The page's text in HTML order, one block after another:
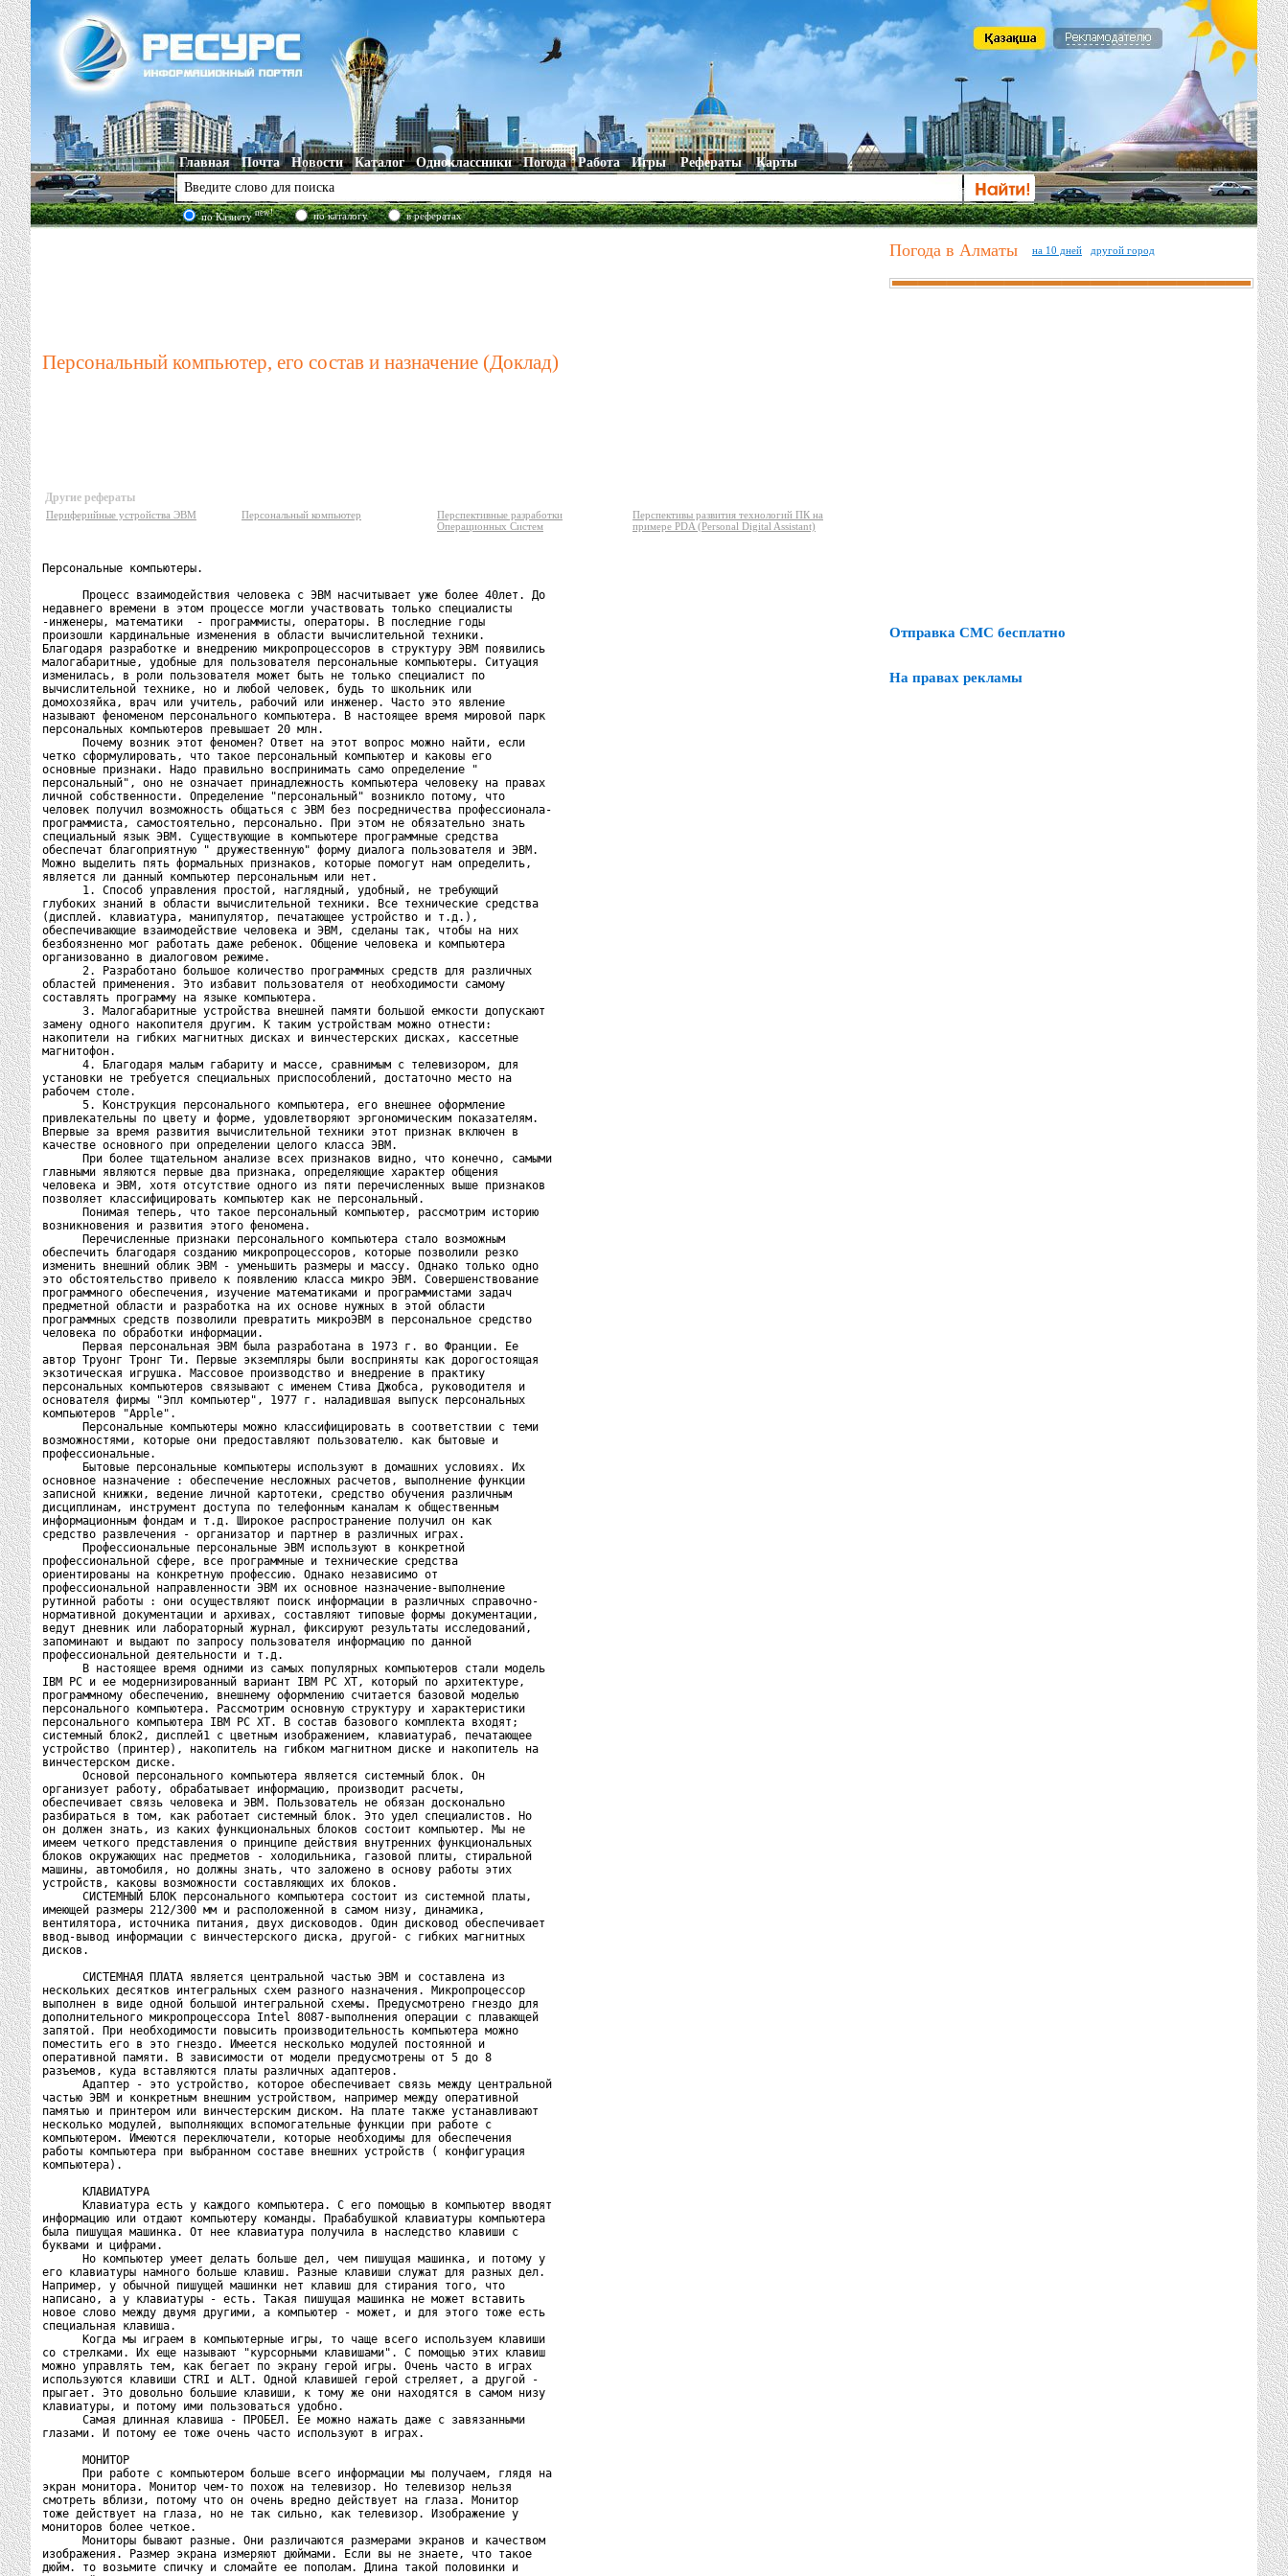
Главная Почта Новости Каталог Одноклассники Погода Работа Игры Рефераты Карты
по Казнетуnew! по каталогу в рефератах
Персональный компьютер, его состав и назначение (Доклад)
Другие рефераты
Периферийные устройства ЭВМ Персональный компьютер
Перспективные разработки
Операционных Систем
Перспективы развития технологий ПК на
примере PDA (Personal Digital Assistant)
Персональные компьютеры.
      Процесс взаимодействия человека с ЭВМ насчитывает уже более 40лет. До
недавнего времени в этом процессе могли участвовать только специалисты
-инженеры, математики  - программисты, операторы. В последние годы
произошли кардинальные изменения в области вычислительной техники.
Благодаря разработке и внедрению микропроцессоров в структуру ЭВМ появились
малогабаритные, удобные для пользователя персональные компьютеры. Ситуация
изменилась, в роли пользователя может быть не только специалист по
вычислительной технике, но и любой человек, будь то школьник или
домохозяйка, врач или учитель, рабочий или инженер. Часто это явление
называют феноменом персонального компьютера. В настоящее время мировой парк
персональных компьютеров превышает 20 млн.
      Почему возник этот феномен? Ответ на этот вопрос можно найти, если
четко сформулировать, что такое персональный компьютер и каковы его
основные признаки. Надо правильно воспринимать само определение "
персональный", оно не означает принадлежность компьютера человеку на правах
личной собственности. Определение "персональный" возникло потому, что
человек получил возможность общаться с ЭВМ без посредничества профессионала-
программиста, самостоятельно, персонально. При этом не обязательно знать
специальный язык ЭВМ. Существующие в компьютере программные средства
обеспечат благоприятную " дружественную" форму диалога пользователя и ЭВМ.
Можно выделить пять формальных признаков, которые помогут нам определить,
является ли данный компьютер персональным или нет.
      1. Способ управления простой, наглядный, удобный, не требующий
глубоких знаний в области вычислительной техники. Все технические средства
(дисплей. клавиатура, манипулятор, печатающее устройство и т.д.),
обеспечивающие взаимодействие человека и ЭВМ, сделаны так, чтобы на них
безбоязненно мог работать даже ребенок. Общение человека и компьютера
организованно в диалоговом режиме.
      2. Разработано большое количество программных средств для различных
областей применения. Это избавит пользователя от необходимости самому
составлять программу на языке компьютера.
      3. Малогабаритные устройства внешней памяти большой емкости допускают
замену одного накопителя другим. К таким устройствам можно отнести:
накопители на гибких магнитных дисках и винчестерских дисках, кассетные
магнитофон.
      4. Благодаря малым габариту и массе, сравнимым с телевизором, для
установки не требуется специальных приспособлений, достаточно место на
рабочем столе.
      5. Конструкция персонального компьютера, его внешнее оформление
привлекательны по цвету и форме, удовлетворяют эргономическим показателям.
Впервые за время развития вычислительной техники этот признак включен в
качестве основного при определении целого класса ЭВМ.
      При более тщательном анализе всех признаков видно, что конечно, самыми
главными являются первые два признака, определяющие характер общения
человека и ЭВМ, хотя отсутствие одного из пяти перечисленных выше признаков
позволяет классифицировать компьютер как не персональный.
      Понимая теперь, что такое персональный компьютер, рассмотрим историю
возникновения и развития этого феномена.
      Перечисленные признаки персонального компьютера стало возможным
обеспечить благодаря созданию микропроцессоров, которые позволили резко
изменить внешний облик ЭВМ - уменьшить размеры и массу. Однако только одно
это обстоятельство привело к появлению класса микро ЭВМ. Совершенствование
программного обеспечения, изучение математиками и программистами задач
предметной области и разработка на их основе нужных в этой области
программных средств позволили превратить микроЭВМ в персональное средство
человека по обработки информации.
      Первая персональная ЭВМ была разработана в 1973 г. во Франции. Ее
автор Труонг Тронг Ти. Первые экземпляры были восприняты как дорогостоящая
экзотическая игрушка. Массовое производство и внедрение в практику
персональных компьютеров связывают с именем Стива Джобса, руководителя и
основателя фирмы "Эпл компьютер", 1977 г. наладившая выпуск персональных
компьютеров "Apple".
      Персональные компьютеры можно классифицировать в соответствии с теми
возможностями, которые они предоставляют пользователю. как бытовые и
профессиональные.
      Бытовые персональные компьютеры используют в домашних условиях. Их
основное назначение : обеспечение несложных расчетов, выполнение функции
записной книжки, ведение личной картотеки, средство обучения различным
дисциплинам, инструмент доступа по телефонным каналам к общественным
информационным фондам и т.д. Широкое распространение получил он как
средство развлечения - организатор и партнер в различных играх.
      Профессиональные персональные ЭВМ используют в конкретной
профессиональной сфере, все программные и технические средства
ориентированы на конкретную профессию. Однако независимо от
профессиональной направленности ЭВМ их основное назначение-выполнение
рутинной работы : они осуществляют поиск информации в различных справочно-
нормативной документации и архивах, составляют типовые формы документации,
ведут дневник или лабораторный журнал, фиксируют результаты исследований,
запоминают и выдают по запросу пользователя информацию по данной
профессиональной деятельности и т.д.
      В настоящее время одними из самых популярных компьютеров стали модель
IBM PC и ее модернизированный вариант IBM PC XT, который по архитектуре,
программному обеспечению, внешнему оформлению считается базовой моделью
персонального компьютера. Рассмотрим основную структуру и характеристики
персонального компьютера IBM PC XT. В состав базового комплекта входят;
системный блок2, дисплей1 с цветным изображением, клавиатура6, печатающее
устройство (принтер), накопитель на гибком магнитном диске и накопитель на
винчестерском диске.
      Основой персонального компьютера является системный блок. Он
организует работу, обрабатывает информацию, производит расчеты,
обеспечивает связь человека и ЭВМ. Пользователь не обязан досконально
разбираться в том, как работает системный блок. Это удел специалистов. Но
он должен знать, из каких функциональных блоков состоит компьютер. Мы не
имеем четкого представления о принципе действия внутренних функциональных
блоков окружающих нас предметов - холодильника, газовой плиты, стиральной
машины, автомобиля, но должны знать, что заложено в основу работы этих
устройств, каковы возможности составляющих их блоков.
      СИСТЕМНЫЙ БЛОК персонального компьютера состоит из системной платы,
имеющей размеры 212/300 мм и расположенной в самом низу, динамика,
вентилятора, источника питания, двух дисководов. Один дисковод обеспечивает
ввод-вывод информации с винчестерского диска, другой- с гибких магнитных
дисков.
      СИСТЕМНАЯ ПЛАТА является центральной частью ЭВМ и составлена из
нескольких десятков интегральных схем разного назначения. Микропроцессор
выполнен в виде одной большой интегральной схемы. Предусмотрено гнездо для
дополнительного микропроцессора Intel 8087-выполнения операции с плавающей
запятой. При необходимости повысить производительность компьютера можно
поместить его в это гнездо. Имеется несколько модулей постоянной и
оперативной памяти. В зависимости от модели предусмотрены от 5 до 8
разъемов, куда вставляются платы различных адаптеров.
      Адаптер - это устройство, которое обеспечивает связь между центральной
частью ЭВМ и конкретным внешним устройством, например между оперативной
памятью и принтером или винчестерским диском. На плате также устанавливают
несколько модулей, выполняющих вспомогательные функции при работе с
компьютером. Имеются переключатели, которые необходимы для обеспечения
работы компьютера при выбранном составе внешних устройств ( конфигурация
компьютера).
      КЛАВИАТУРА
      Клавиатура есть у каждого компьютера. С его помощью в компьютер вводят
информацию или отдают компьютеру команды. Прабабушкой клавиатуры компьютера
была пишущая машинка. От нее клавиатура получила в наследство клавиши с
буквами и цифрами.
      Но компьютер умеет делать больше дел, чем пишущая машинка, и потому у
его клавиатуры намного больше клавиш. Разные клавиши служат для разных дел.
Например, у обычной пишущей машинки нет клавиш для стирания того, что
написано, а у клавиатуры - есть. Такая пишущая машинка не может вставить
новое слово между двумя другими, а компьютер - может, и для этого тоже есть
специальная клавиша.
      Когда мы играем в компьютерные игры, то чаще всего используем клавиши
со стрелками. Их еще называют "курсорными клавишами". С помощью этих клавиш
можно управлять тем, как бегает по экрану герой игры. Очень часто в играх
используются клавиши СTRI и ALT. Одной клавишей герой стреляет, а другой -
прыгает. Это довольно большие клавиши, к тому же они находятся в самом низу
клавиатуры, и потому ими пользоваться удобно.
      Самая длинная клавиша - ПРОБЕЛ. Ее можно нажать даже с завязанными
глазами. И потому ее тоже очень часто используют в играх.
      МОНИТОР
      При работе с компьютером больше всего информации мы получаем, глядя на
экран монитора. Монитор чем-то похож на телевизор. Но телевизор нельзя
смотреть вблизи, потому что он очень вредно действует на глаза. Монитор
тоже действует на глаза, но не так сильно, как телевизор. Изображение у
мониторов более четкое.
      Мониторы бывают разные. Они различаются размерами экранов и качеством
изображения. Размер экрана измеряют дюймами. Если вы не знаете, что такое
дюйм. то возьмите спичку и сломайте ее пополам. Длина такой половинки и
Погода в Алматы на 10 дней другой город
Отправка СМС бесплатно
На правах рекламы